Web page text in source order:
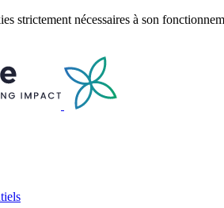
strictement nécessaires à son